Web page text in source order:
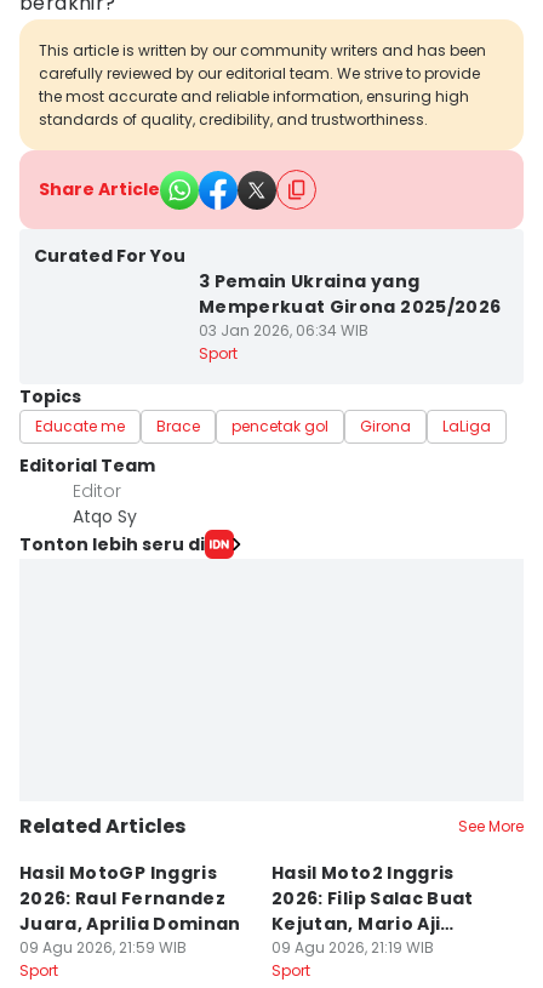
This article is written by our community writers and has been
carefully reviewed by our editorial team. We strive to provide
the most accurate and reliable information, ensuring high
standards of quality, credibility, and trustworthiness.
Share Article
Curated For You
3 Pemain Ukraina yang
Memperkuat Girona 2025/2026
03 Jan 2026, 06:34 WIB
Sport
Topics
Educate me Brace pencetak gol Girona LaLiga
Editorial Team
Editor
Atqo Sy
Tonton lebih seru di
Related Articles See More
Hasil MotoGP Inggris
2026: Raul Fernandez
Juara, Aprilia Dominan
09 Agu 2026, 21:59 WIB
Sport
Hasil Moto2 Inggris
2026: Filip Salac Buat
Kejutan, Mario Aji
Tercecer
09 Agu 2026, 21:19 WIB
Sport